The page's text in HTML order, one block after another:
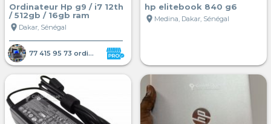
Ordinateur Hp g9 / i7 12th
/ 512gb / 16gb ram
location_on Dakar, Sénégal
77 415 95 73 ordinateur portab
hp elitebook 840 g6
location_on Medina, Dakar, Sénégal